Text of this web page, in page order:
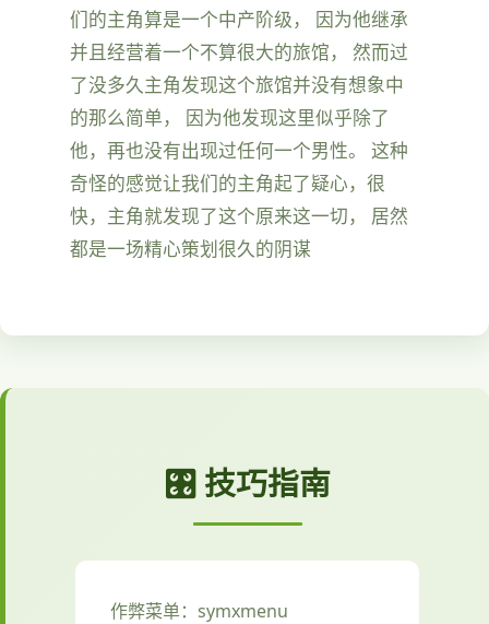
们的主角算是一个中产阶级， 因为他继承
并且经营着一个不算很大的旅馆， 然而过
了没多久主角发现这个旅馆并没有想象中
的那么简单， 因为他发现这里似乎除了
他，再也没有出现过任何一个男性。 这种
奇怪的感觉让我们的主角起了疑心，很
快，主角就发现了这个原来这一切， 居然
都是一场精心策划很久的阴谋
🎛️ 技巧指南
作弊菜单：symxmenu